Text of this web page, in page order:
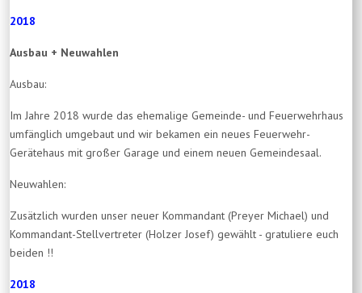
2018
Ausbau + Neuwahlen
Ausbau:
Im Jahre 2018 wurde das ehemalige Gemeinde- und Feuerwehrhaus
umfänglich umgebaut und wir bekamen ein neues Feuerwehr-
Gerätehaus mit großer Garage und einem neuen Gemeindesaal.
Neuwahlen:
Zusätzlich wurden unser neuer Kommandant (Preyer Michael) und
Kommandant-Stellvertreter (Holzer Josef) gewählt - gratuliere euch
beiden !!
2018